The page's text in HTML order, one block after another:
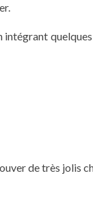
intégrant
de très jolis